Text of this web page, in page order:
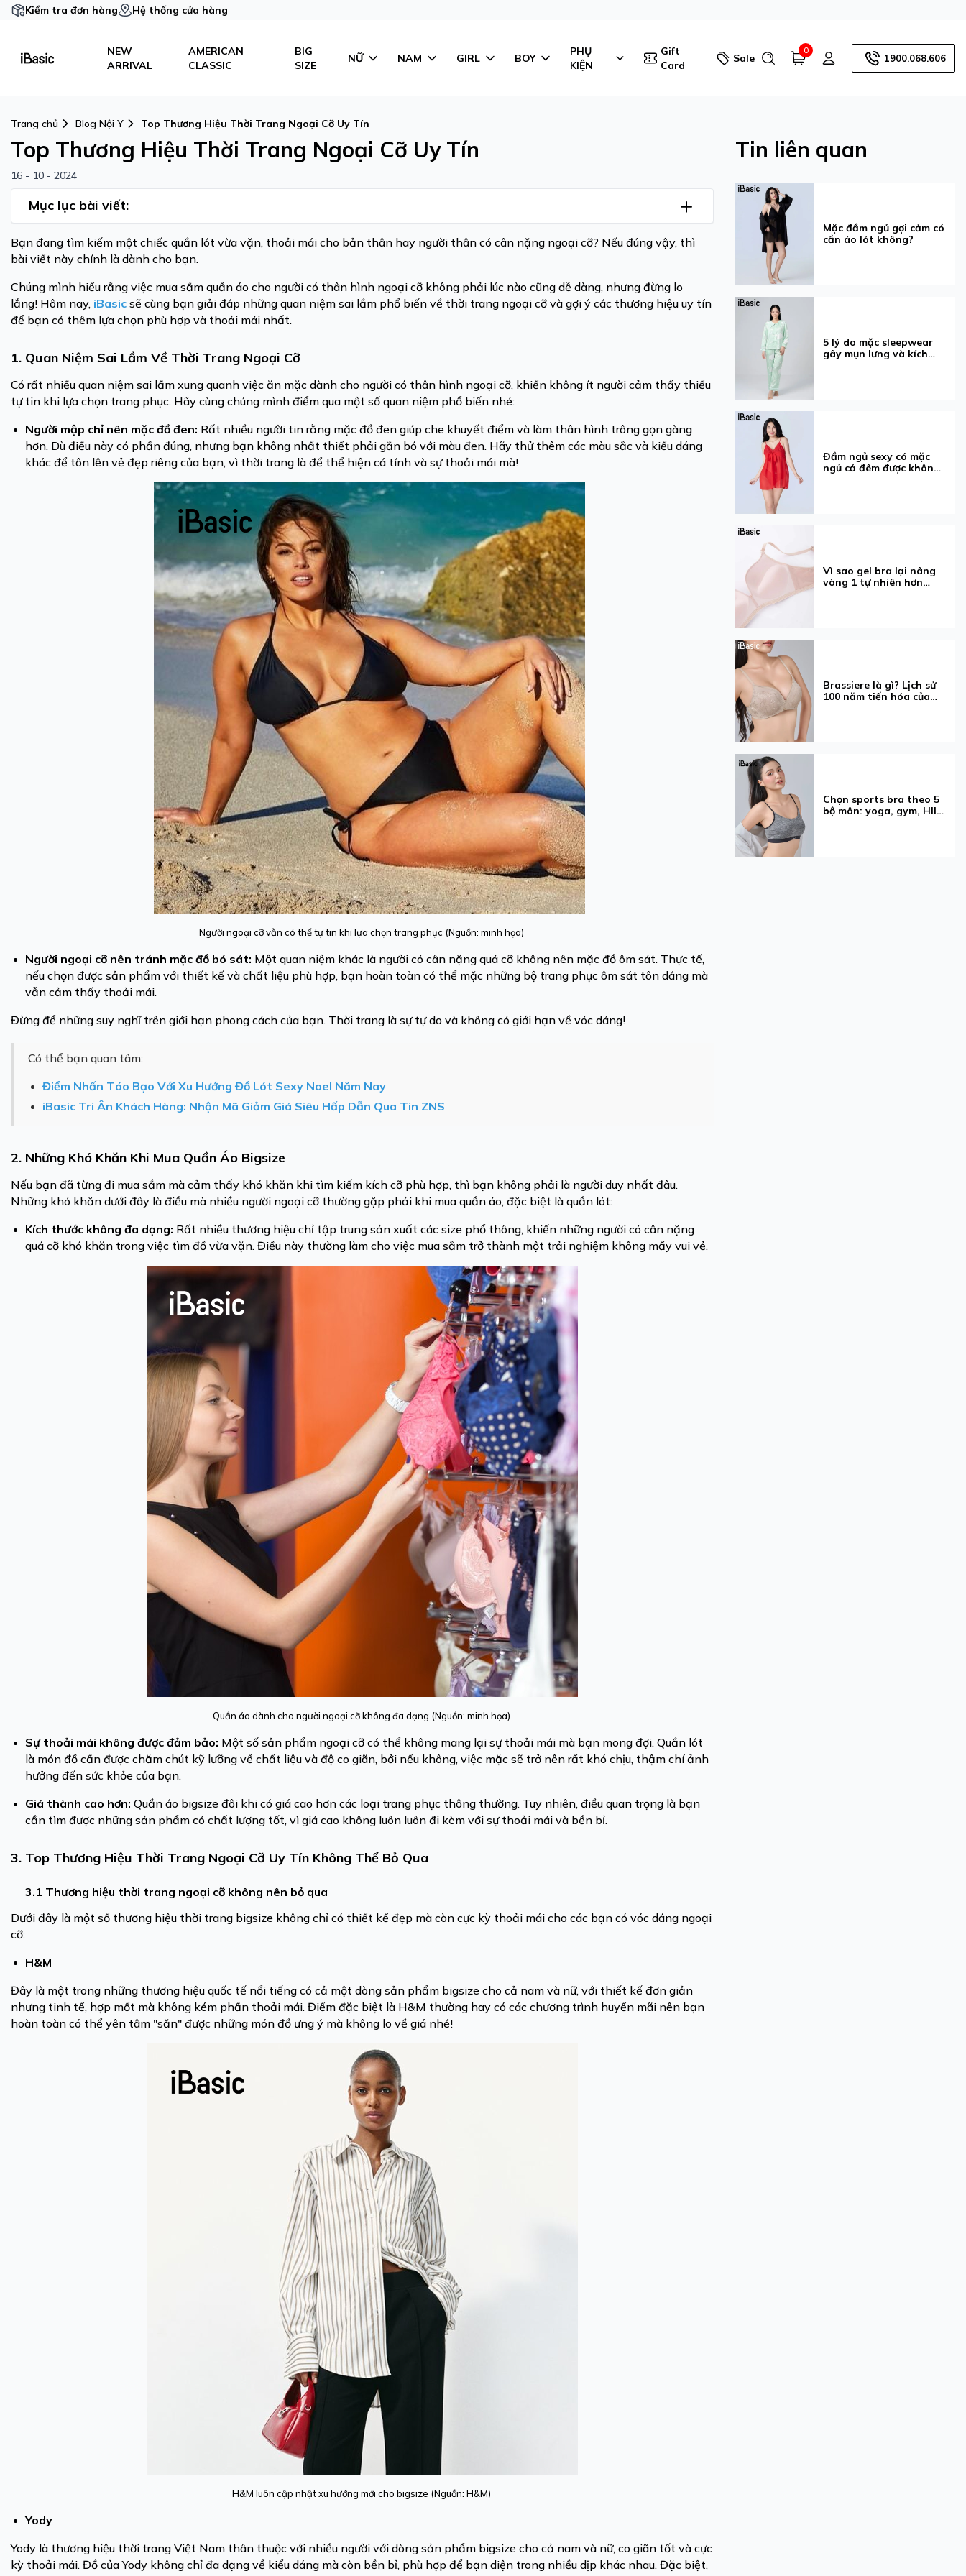
Kiểm tra đơn hàng Hệ thống cửa hàng
NEW
ARRIVAL
AMERICAN
CLASSIC
BIG
SIZE
NỮ NAM GIRL BOY
PHỤ
KIỆN
Gift
Card
Sale
0
1900.068.606
Trang chủ Blog Nội Y Top Thương Hiệu Thời Trang Ngoại Cỡ Uy Tín
Top Thương Hiệu Thời Trang Ngoại Cỡ Uy Tín
16 - 10 - 2024
Mục lục bài viết:
Bạn đang tìm kiếm một chiếc quần lót vừa vặn, thoải mái cho bản thân hay người thân có cân nặng ngoại cỡ? Nếu đúng vậy, thì
bài viết này chính là dành cho bạn.
Chúng mình hiểu rằng việc mua sắm quần áo cho người có thân hình ngoại cỡ không phải lúc nào cũng dễ dàng, nhưng đừng lo
lắng! Hôm nay, iBasic sẽ cùng bạn giải đáp những quan niệm sai lầm phổ biến về thời trang ngoại cỡ và gợi ý các thương hiệu uy tín
để bạn có thêm lựa chọn phù hợp và thoải mái nhất.
1. Quan Niệm Sai Lầm Về Thời Trang Ngoại Cỡ
Có rất nhiều quan niệm sai lầm xung quanh việc ăn mặc dành cho người có thân hình ngoại cỡ, khiến không ít người cảm thấy thiếu
tự tin khi lựa chọn trang phục. Hãy cùng chúng mình điểm qua một số quan niệm phổ biến nhé:
Người mập chỉ nên mặc đồ đen: Rất nhiều người tin rằng mặc đồ đen giúp che khuyết điểm và làm thân hình trông gọn gàng
hơn. Dù điều này có phần đúng, nhưng bạn không nhất thiết phải gắn bó với màu đen. Hãy thử thêm các màu sắc và kiểu dáng
khác để tôn lên vẻ đẹp riêng của bạn, vì thời trang là để thể hiện cá tính và sự thoải mái mà!
Người ngoại cỡ vẫn có thể tự tin khi lựa chọn trang phục (Nguồn: minh họa)
Người ngoại cỡ nên tránh mặc đồ bó sát: Một quan niệm khác là người có cân nặng quá cỡ không nên mặc đồ ôm sát. Thực tế,
nếu chọn được sản phẩm với thiết kế và chất liệu phù hợp, bạn hoàn toàn có thể mặc những bộ trang phục ôm sát tôn dáng mà
vẫn cảm thấy thoải mái.
Đừng để những suy nghĩ trên giới hạn phong cách của bạn. Thời trang là sự tự do và không có giới hạn về vóc dáng!
Có thể bạn quan tâm:
Điểm Nhấn Táo Bạo Với Xu Hướng Đồ Lót Sexy Noel Năm Nay
iBasic Tri Ân Khách Hàng: Nhận Mã Giảm Giá Siêu Hấp Dẫn Qua Tin ZNS
2. Những Khó Khăn Khi Mua Quần Áo Bigsize
Nếu bạn đã từng đi mua sắm mà cảm thấy khó khăn khi tìm kiếm kích cỡ phù hợp, thì bạn không phải là người duy nhất đâu.
Những khó khăn dưới đây là điều mà nhiều người ngoại cỡ thường gặp phải khi mua quần áo, đặc biệt là quần lót:
Kích thước không đa dạng: Rất nhiều thương hiệu chỉ tập trung sản xuất các size phổ thông, khiến những người có cân nặng
quá cỡ khó khăn trong việc tìm đồ vừa vặn. Điều này thường làm cho việc mua sắm trở thành một trải nghiệm không mấy vui vẻ.
Quần áo dành cho người ngoại cỡ không đa dạng (Nguồn: minh họa)
Sự thoải mái không được đảm bảo: Một số sản phẩm ngoại cỡ có thể không mang lại sự thoải mái mà bạn mong đợi. Quần lót
là món đồ cần được chăm chút kỹ lưỡng về chất liệu và độ co giãn, bởi nếu không, việc mặc sẽ trở nên rất khó chịu, thậm chí ảnh
hưởng đến sức khỏe của bạn.
Giá thành cao hơn: Quần áo bigsize đôi khi có giá cao hơn các loại trang phục thông thường. Tuy nhiên, điều quan trọng là bạn
cần tìm được những sản phẩm có chất lượng tốt, vì giá cao không luôn luôn đi kèm với sự thoải mái và bền bỉ.
3. Top Thương Hiệu Thời Trang Ngoại Cỡ Uy Tín Không Thể Bỏ Qua
3.1 Thương hiệu thời trang ngoại cỡ không nên bỏ qua
Dưới đây là một số thương hiệu thời trang bigsize không chỉ có thiết kế đẹp mà còn cực kỳ thoải mái cho các bạn có vóc dáng ngoại
cỡ:
H&M
Đây là một trong những thương hiệu quốc tế nổi tiếng có cả một dòng sản phẩm bigsize cho cả nam và nữ, với thiết kế đơn giản
nhưng tinh tế, hợp mốt mà không kém phần thoải mái. Điểm đặc biệt là H&M thường hay có các chương trình huyến mãi nên bạn
hoàn toàn có thể yên tâm "săn" được những món đồ ưng ý mà không lo về giá nhé!
H&M luôn cập nhật xu hướng mới cho bigsize (Nguồn: H&M)
Yody
Yody là thương hiệu thời trang Việt Nam thân thuộc với nhiều người với dòng sản phẩm bigsize cho cả nam và nữ, co giãn tốt và cực
kỳ thoải mái. Đồ của Yody không chỉ đa dạng về kiểu dáng mà còn bền bỉ, phù hợp để bạn diện trong nhiều dịp khác nhau. Đặc biệt,
Tin liên quan
Mặc đầm ngủ gợi cảm có
cần áo lót không?
5 lý do mặc sleepwear
gây mụn lưng và kích
Đầm ngủ sexy có mặc
ngủ cả đêm được không?
Vì sao gel bra lại nâng
vòng 1 tự nhiên hơn
Brassiere là gì? Lịch sử
100 năm tiến hóa của
Chọn sports bra theo 5
bộ môn: yoga, gym, HIIT,